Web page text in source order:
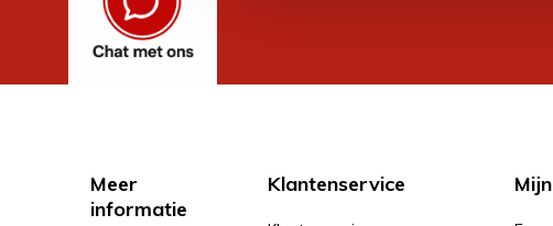
Meer
informatie
Klantenservice